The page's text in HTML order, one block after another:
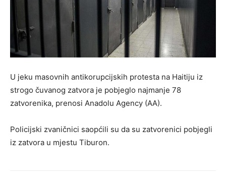
U jeku masovnih antikorupcijskih protesta na Haitiju iz
strogo čuvanog zatvora je pobjeglo najmanje 78
zatvorenika, prenosi Anadolu Agency (AA).
Policijski zvaničnici saopćili su da su zatvorenici pobjegli
iz zatvora u mjestu Tiburon.